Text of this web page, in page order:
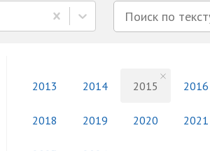
2013 2014 2015 2016
2018 2019 2020 2021